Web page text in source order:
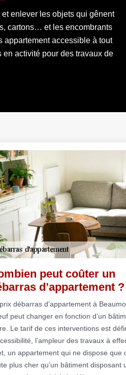
enlever les objets qui gênent
cartons… et les encombrants
appartement accessible à tout
activité pour des travaux de
peut coûter un
d’appartement ?
débarras d’appartement à
peut changer en fonction d’un
Le tarif de ces interventions est
l’ampleur des travaux à
un appartement qui ne dispose que
plus cher qu’un bâtiment disposant